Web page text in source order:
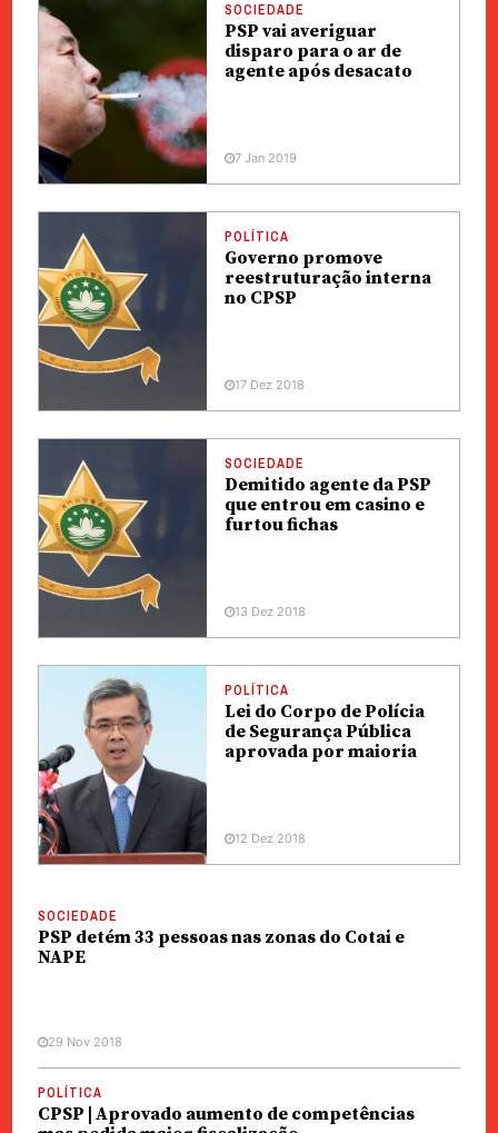
SOCIEDADE
PSP vai averiguar
disparo para o ar de
agente após desacato
7 Jan 2019
POLÍTICA
Governo promove
reestruturação interna
no CPSP
17 Dez 2018
SOCIEDADE
Demitido agente da PSP
que entrou em casino e
furtou fichas
13 Dez 2018
POLÍTICA
Lei do Corpo de Polícia
de Segurança Pública
aprovada por maioria
12 Dez 2018
SOCIEDADE
PSP detém 33 pessoas nas zonas do Cotai e
NAPE
29 Nov 2018
POLÍTICA
CPSP | Aprovado aumento de competências